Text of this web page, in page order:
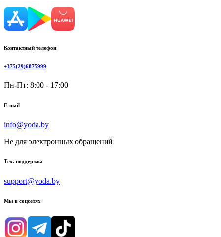
Контактный телефон
+375(29)6875999
Пн-Пт: 8:00 - 17:00
E-mail
info@yoda.by
Не для электронных обращений
Тех. поддержка
support@yoda.by
Мы в соцсетях